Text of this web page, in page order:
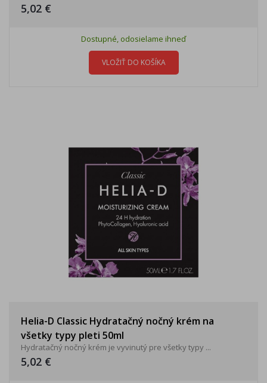
5,02 €
Dostupné, odosielame ihneď
VLOŽIŤ DO KOŠÍKA
Helia-D Classic Hydratačný nočný krém na
všetky typy pleti 50ml
Hydratačný nočný krém je vyvinutý pre všetky typy ...
5,02 €